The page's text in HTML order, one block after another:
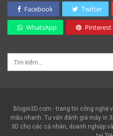
Facebook Twitter
WhatsApp Pinterest
Blogin3D.com - trang tin công nghệ
mẫu nhanh. Tư vấn đánh giá máy in
3D cho các cá nhân, doanh nghiệp